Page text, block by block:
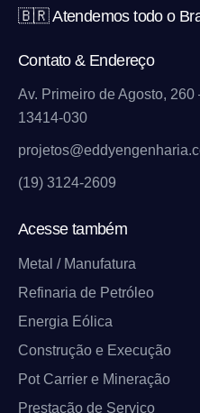
🇧🇷 Atendemos todo o
Contato & Endereço
Av. Primeiro de Agosto,
13414-030
(19) 3124-2609
Acesse também
Metal / Manufatura
Refinaria de Petróleo
Energia Eólica
Construção e Execução
Pot Carrier e Mineração
Prestação de Serviço